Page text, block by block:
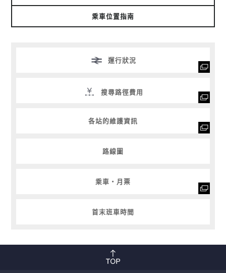
乘車位置指南
運行狀況
搜尋路徑費用
各站的維護資訊
路線圖
乘車・月票
首末班車時間